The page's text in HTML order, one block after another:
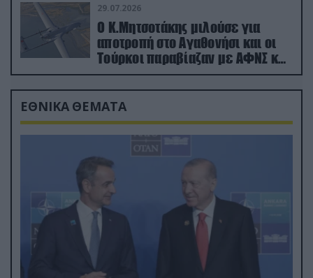
29.07.2026
Ο Κ.Μητσοτάκης μιλούσε για
αποτροπή στο Αγαθονήσι και οι
Τούρκοι παραβίαζαν με ΑΦΝΣ και
drone
ΕΘΝΙΚΑ ΘΕΜΑΤΑ